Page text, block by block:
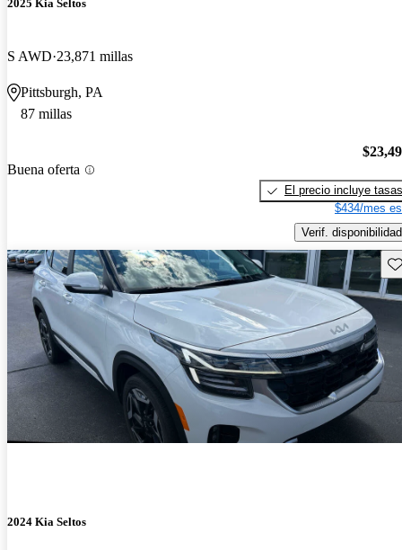
2025 Kia Seltos
S AWD 23,871 millas
Pittsburgh, PA
87 millas
Buena oferta
El precio incluye tasas
$434/mes
Verif. disponibilidad
2024 Kia Seltos